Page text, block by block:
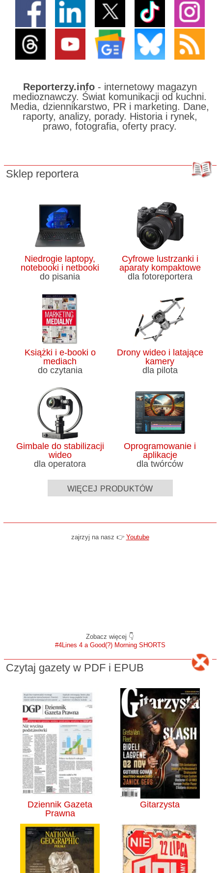
Reporterzy.info- internetowy magazyn
medioznawczy. Świat komunikacji od kuchni.
Media, dziennikarstwo, PR i marketing. Dane,
raporty, analizy, porady. Historia i rynek,
prawo, fotografia, oferty pracy.
Sklep reportera
Niedrogie laptopy,
notebooki i netbooki
do pisania
Cyfrowe lustrzanki i
aparaty kompaktowe
dla fotoreportera
Książki i e-booki o
mediach
do czytania
Drony wideo i latające
kamery
dla pilota
Gimbale do stabilizacji
wideo
dla operatora
Oprogramowanie i
aplikacje
dla twórców
więcej produktów
zajrzyj na nasz 👉 Youtube
Zobacz więcej 👇
#4Lines 4 a Good(?) Morning SHORTS
Czytaj gazety w PDF i EPUB
Dziennik Gazeta
Prawna
Gitarzysta